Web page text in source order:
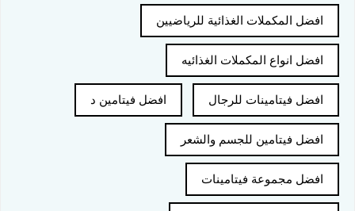
افضل المكملات الغذائية للرياضيين
افضل انواع المكملات الغذائيه
افضل فيتامينات للرجال افضل فيتامين د
افضل فيتامين للجسم والشعر
افضل مجموعة فيتامينات